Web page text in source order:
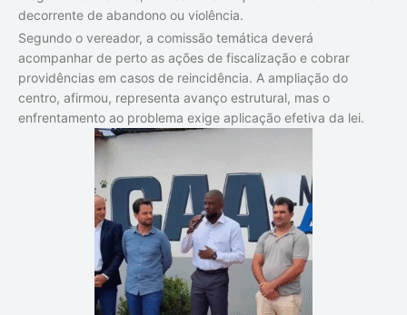
decorrente de abandono ou violência.
Segundo o vereador, a comissão temática deverá
acompanhar de perto as ações de fiscalização e cobrar
providências em casos de reincidência. A ampliação do
centro, afirmou, representa avanço estrutural, mas o
enfrentamento ao problema exige aplicação efetiva da lei.